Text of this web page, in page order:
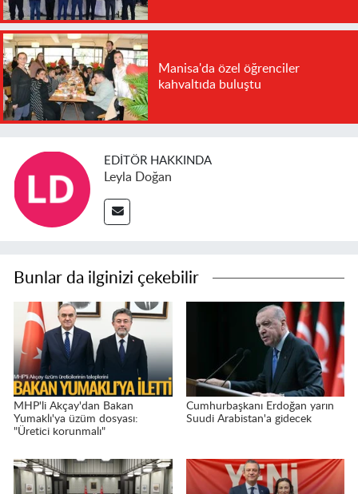
Manisa'da özel öğrenciler
kahvaltıda buluştu
EDITÖR HAKKINDA
Leyla Doğan
Bunlar da ilginizi çekebilir
MHP'li Akçay'dan Bakan
Yumaklı'ya üzüm dosyası:
"Üretici korunmalı"
Cumhurbaşkanı Erdoğan yarın
Suudi Arabistan'a gidecek